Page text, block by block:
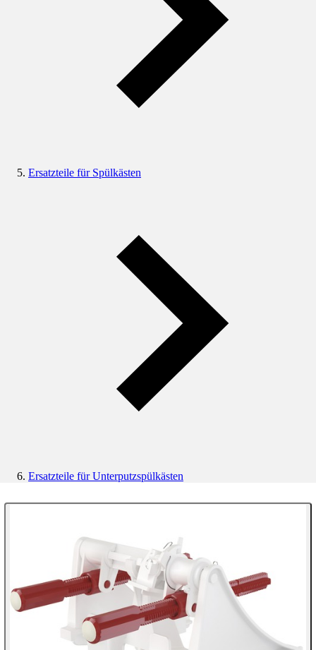
Ersatzteile für Spülkästen
Ersatzteile für Unterputzspülkästen